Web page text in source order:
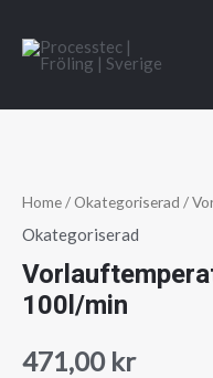
innehåll
Home/Okategoriserad /
Okategoriserad
100l/min
471,00 kr